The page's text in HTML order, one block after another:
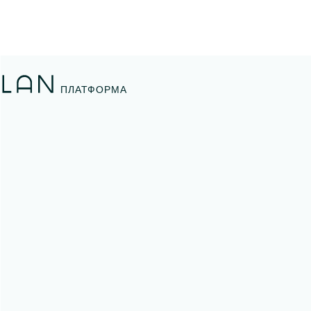
ПЛАТФОРМА